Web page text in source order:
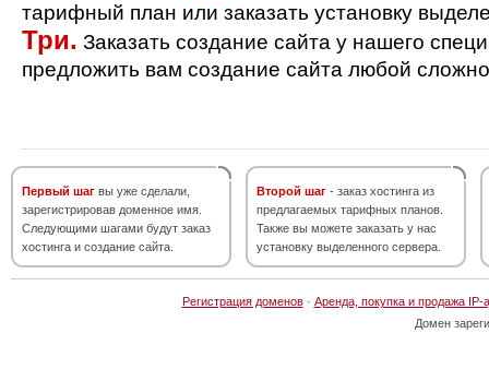
тарифный план или заказать установку
Три. Заказать создание сайта у нашего
предложить вам создание сайта любой
Первый шаг вы уже сделали,
зарегистрировав доменное имя.
Следующими шагами будут заказ
хостинга и создание сайта.
Второй шаг - заказ хостинга из
предлагаемых тарифных планов.
Также вы можете заказать у нас
установку выделенного сервера.
Регистрация доменов· Аренда, покупка и продажа IP-
Домен